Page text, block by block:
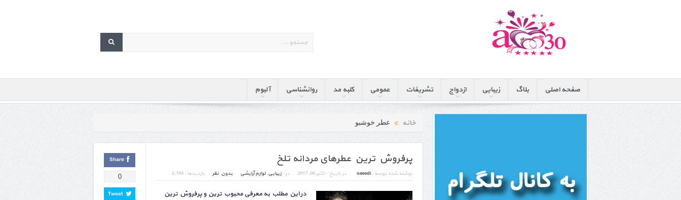
صفحه اصلی بلاگ زیبایی ازدواج تشریفات عمومی کلبه مد روانشناسی آلبوم
خانه عطر خوشبو
پرفروش ترین عطرهای مردانه تلخ
نوشته شده توسط : saeedi در تاریخ :اکتبر 06, 2017 در : زیبایی, لوازم آرایشی بدون نظر بازدیدها : 2,104
در این مطلب به معرفی محبوب ترین و پرفروش ترین
Share
0
Tweet